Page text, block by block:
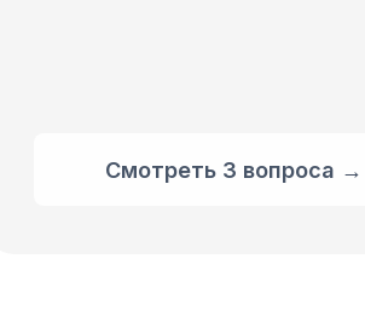
Смотреть 3 вопроса →